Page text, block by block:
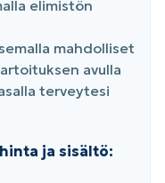
elimistön
mahdolliset
avulla
terveytesi
ja sisältö: